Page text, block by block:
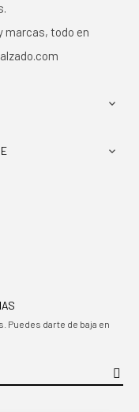
marcas, todo en


Puedes darte de baja en